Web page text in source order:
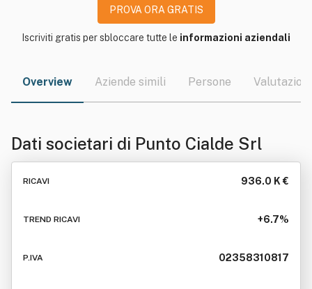
PROVA ORA GRATIS
Iscriviti gratis per sbloccare tutte le informazioni aziendali
Overview Aziende simili Persone Valutazioni
Dati societari di Punto Cialde Srl
RICAVI 936.0 K €
TREND RICAVI +6.7%
P.IVA 02358310817